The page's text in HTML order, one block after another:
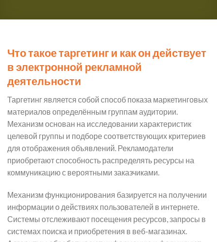
Что такое таргетинг и как он действует
в электронной рекламной
деятельности
Таргетинг является собой способ показа маркетинговых
материалов определённым группам аудитории.
Механизм основан на исследовании характеристик
целевой группы и подборе соответствующих критериев
для отображения объявлений. Рекламодатели
приобретают способность распределять ресурсы на
коммуникацию с вероятными заказчиками.
Механизм функционирования базируется на получении
информации о действиях пользователей в интернете.
Системы отслеживают посещения ресурсов, запросы в
системах поиска и приобретения в веб-магазинах.